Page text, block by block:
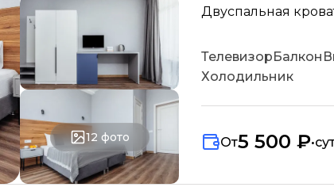
12 фото
Двуспальная
ТелевизорБалкон
Холодильник
От5 500 ₽•